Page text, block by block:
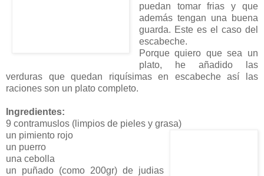
puedan tomar frias y que
además tengan una buena
guarda. Este es el caso del
escabeche.
Porque quiero que sea un
plato, he añadido las
verduras que quedan riquísimas en escabeche así las
raciones son un plato completo.
Ingredientes:
9 contramuslos (limpios de pieles y grasa)
un pimiento rojo
un puerro
una cebolla
un puñado (como 200gr) de judias